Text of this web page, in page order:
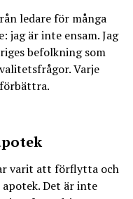
ledare för många
jag är inte ensam. Jag
befolkning som
Varje
varit att förflytta och
Det är inte